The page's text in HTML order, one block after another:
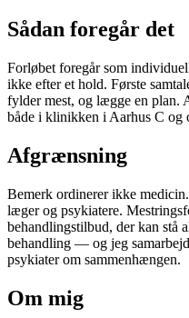
Sådan foregår det
Forløbet foregår som
ikke efter et hold. Første
fylder mest, og lægge en
både i klinikken i Aarhus C og
Afgrænsning
Bemerk ordinerer ikke
læger og psykiatere.
behandlingstilbud, der kan stå
behandling — og jeg
psykiater om sammenhængen.
Om mig